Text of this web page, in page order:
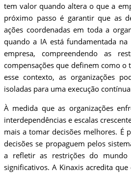
tem valor quando altera o que a
próximo passo é garantir que as
ações coordenadas em toda a
quando a IA está fundamentada
empresa, compreendendo as
compensações que definem como o
esse contexto, as organizações
isoladas para uma execução contínua
À medida que as organizações
interdependências e escalas
mais a tomar decisões melhores. É
decisões se propaguem pelos
a refletir as restrições do mundo
significativos. A Kinaxis acredita que